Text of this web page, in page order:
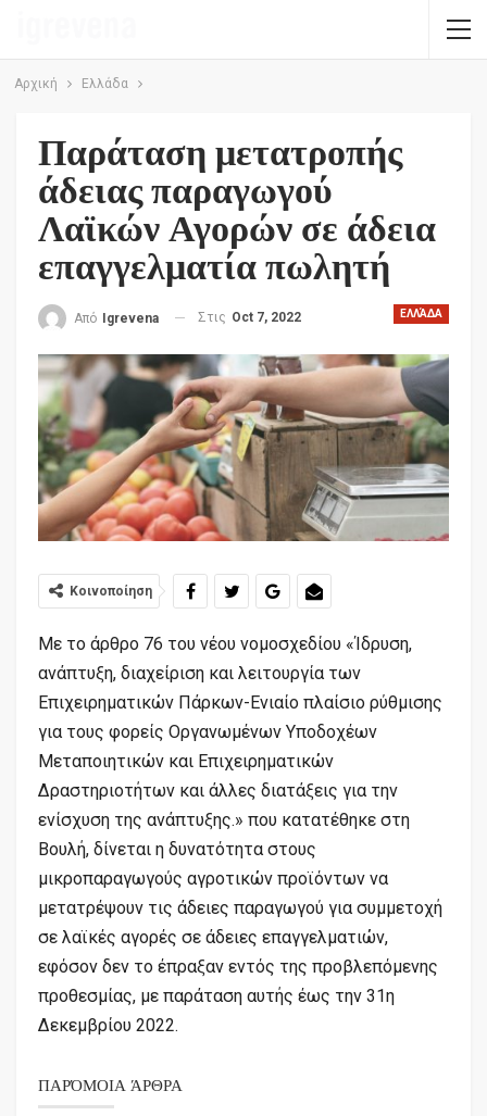
Αρχική Ελλάδα
Παράταση μετατροπής
άδειας παραγωγού
Λαϊκών Αγορών σε άδεια
επαγγελματία πωλητή
ΕΛΛΆΔΑ
Από Igrevena Στις Oct 7, 2022
Κοινοποίηση
Με το άρθρο 76 του νέου νομοσχεδίου «Ίδρυση,
ανάπτυξη, διαχείριση και λειτουργία των
Επιχειρηματικών Πάρκων-Ενιαίο πλαίσιο ρύθμισης
για τους φορείς Οργανωμένων Υποδοχέων
Μεταποιητικών και Επιχειρηματικών
Δραστηριοτήτων και άλλες διατάξεις για την
ενίσχυση της ανάπτυξης.» που κατατέθηκε στη
Βουλή, δίνεται η δυνατότητα στους
μικροπαραγωγούς αγροτικών προϊόντων να
μετατρέψουν τις άδειες παραγωγού για συμμετοχή
σε λαϊκές αγορές σε άδειες επαγγελματιών,
εφόσον δεν το έπραξαν εντός της προβλεπόμενης
προθεσμίας, με παράταση αυτής έως την 31η
Δεκεμβρίου 2022.
ΠΑΡΌΜΟΙΑ ΆΡΘΡΑ